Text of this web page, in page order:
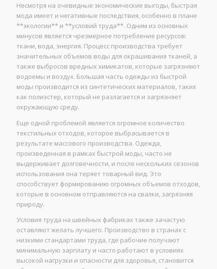
Несмотря на очевидные экономические выгоды, быстрая
мода имеет и негативные последствия, особенно в плане
**экологии** и **условий труда**. Одним из основных
минусов является чрезмерное потребление ресурсов:
ткани, вода, энергия. Процесс производства требует
значительных объемов воды для окрашивания тканей, а
также выбросов вредных химикатов, которые загрязняют
водоемы и воздух. Большая часть одежды из быстрой
моды производится из синтетических материалов, таких
как полиэстер, который не разлагается и загрязняет
окружающую среду.
Еще одной проблемой является огромное количество
текстильных отходов, которое выбрасывается в
результате массового производства. Одежда,
произведенная в рамках быстрой моды, часто не
выдерживает долговечности, и после нескольких сезонов
использования она теряет товарный вид. Это
способствует формированию огромных объемов отходов,
которые в основном отправляются на свалки, загрязняя
природу.
Условия труда на швейных фабриках также зачастую
оставляют желать лучшего. Производство в странах с
низкими стандартами труда, где рабочие получают
минимальную зарплату и часто работают в условиях
высокой нагрузки и опасности для здоровья, становится